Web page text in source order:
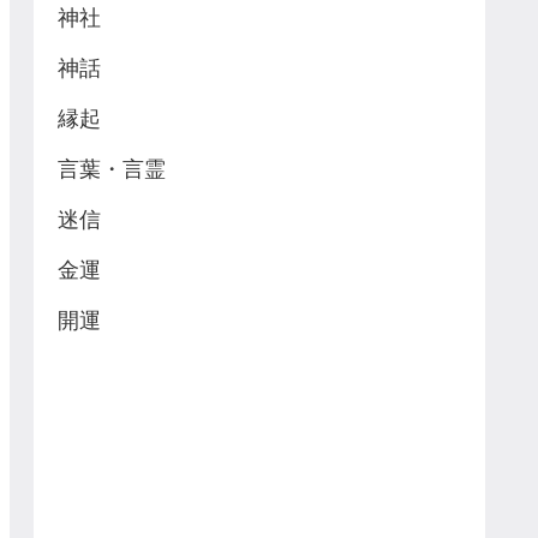
神社
神話
縁起
言葉・言霊
迷信
金運
開運